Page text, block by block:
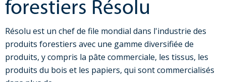
forestiers Résolu
Résolu est un chef de file mondial dans l'industrie des
produits forestiers avec une gamme diversifiée de
produits, y compris la pâte commerciale, les tissus, les
produits du bois et les papiers, qui sont commercialisés